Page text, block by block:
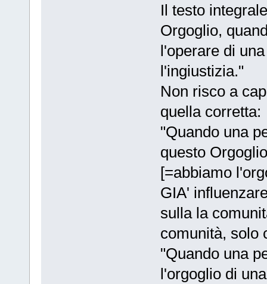
Il testo
Orgoglio,
l'operare di
l'ingiustizia."
Non risco a
quella corretta:
"Quando una
questo
[=abbiamo
GIA'
sulla la
comunità, solo
"Quando una
l'orgoglio di